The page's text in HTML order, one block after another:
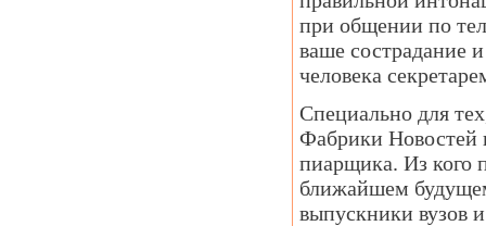
при общении по
ваше сострадание
человека
Специально для
Фабрики Новостей
пиарщика. Из кого
ближайшем
выпускники вузов